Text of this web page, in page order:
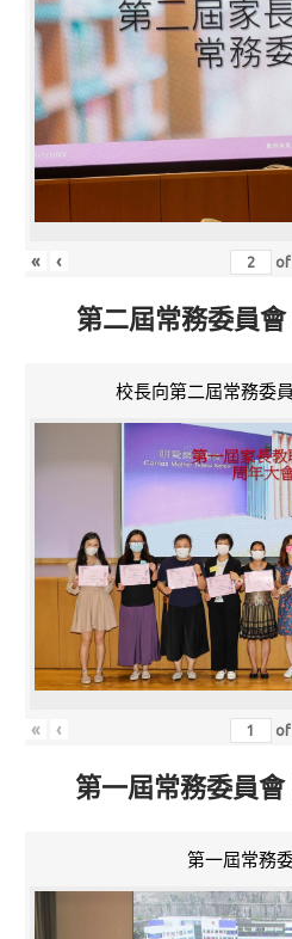
« ‹
第二屆常務委員
校長向第二屆常務委
« ‹
第一屆常務委員
第一屆常務